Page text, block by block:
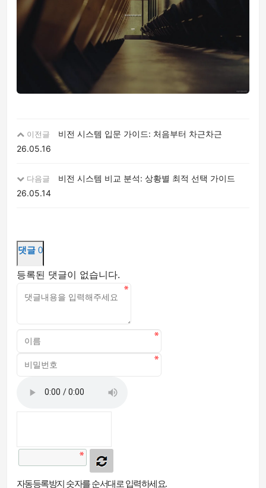
이전글
비전 시스템 입문 가이드: 처음부터 차근차근
26.05.16
다음글
비전 시스템 비교 분석: 상황별 최적 선택 가이드
26.05.14
댓글 0
등록된 댓글이 없습니다.
자동등록방지 숫자를 순서대로 입력하세요.